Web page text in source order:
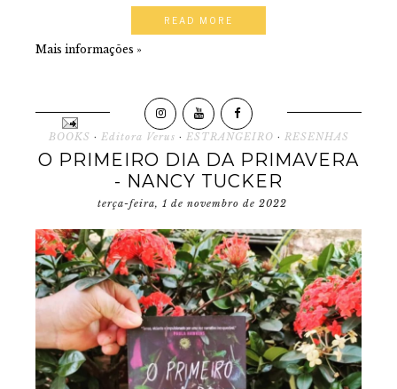
READ MORE
Mais informações »
BOOKS · Editora Verus · ESTRANGEIRO · RESENHAS
O PRIMEIRO DIA DA PRIMAVERA
- NANCY TUCKER
terça-feira, 1 de novembro de 2022